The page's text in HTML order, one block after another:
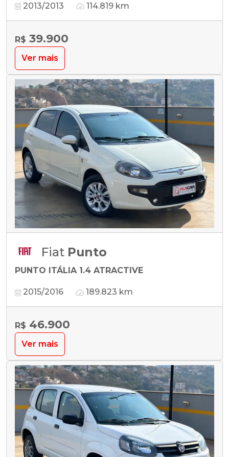
2013/2013 114.819 km
R$ 39.900
Ver mais
Fiat Punto
PUNTO ITÁLIA 1.4 ATRACTIVE
2015/2016 189.823 km
R$ 46.900
Ver mais